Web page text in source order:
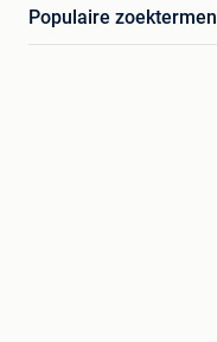
Populaire zoektermen